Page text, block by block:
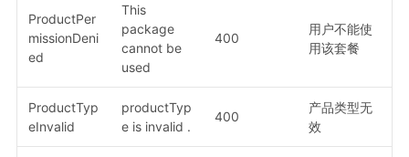
ProductPer
missionDeni
ed
This
package
cannot be
used
400
用户不能使
用该套餐
ProductTyp
eInvalid
productTyp
e is invalid .
400
产品类型无
效